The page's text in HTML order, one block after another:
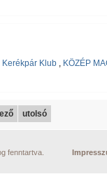
Kerékpár Klub , KÖZÉP
utolsó
fenntartva.